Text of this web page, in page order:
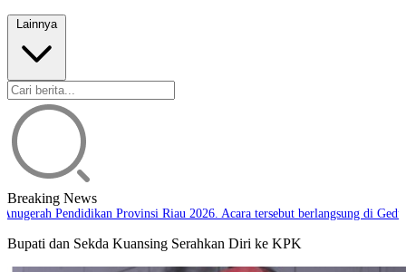
Lainnya
Breaking News
Pendidikan Provinsi Riau 2026. Acara tersebut berlangsung di
Bupati dan Sekda Kuansing Serahkan Diri ke KPK